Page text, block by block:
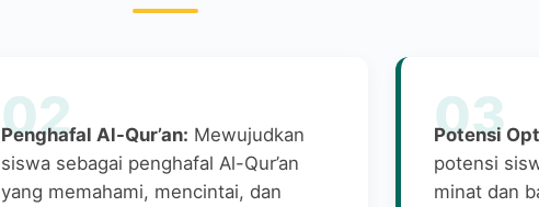
02
Penghafal Al-Qur’an: Mewujudkan
siswa sebagai penghafal Al-Qur’an
yang memahami, mencintai, dan
03
Potensi
potensi
minat dan